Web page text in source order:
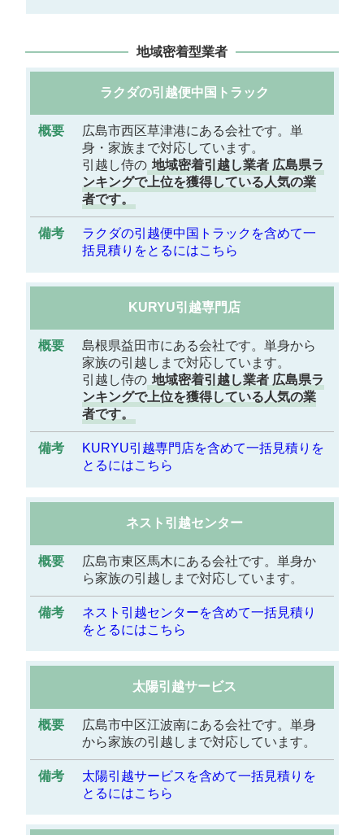
地域密着型業者
要
ラクダの引越便中国トラック
広島市西区草津港にある会社です。単
身・家族まで対応しています。
引越し侍の 地域密着引越し業者 広島県ラ
ンキングで上位を獲得している人気の業
者です。
ラクダの引越便中国トラックを含めて一
括見積りをとるにはこちら
KURYU引越専門店
島根県益田市にある会社です。単身から
家族の引越しまで対応しています。
引越し侍の 地域密着引越し業者 広島県ラ
ンキングで上位を獲得している人気の業
者です。
KURYU引越専門店を含めて一括見積りを
とるにはこちら
ネスト引越センター
広島市東区馬木にある会社です。単身か
ら家族の引越しまで対応しています。
ネスト引越センターを含めて一括見積り
をとるにはこちら
太陽引越サービス
広島市中区江波南にある会社です。単身
から家族の引越しまで対応しています。
太陽引越サービスを含めて一括見積りを
とるにはこちら